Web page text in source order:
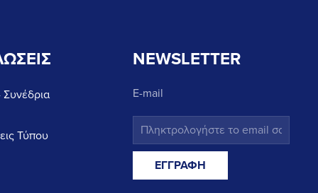
Συνέδρια
Τύπου
NEWSLETTER
E-mail